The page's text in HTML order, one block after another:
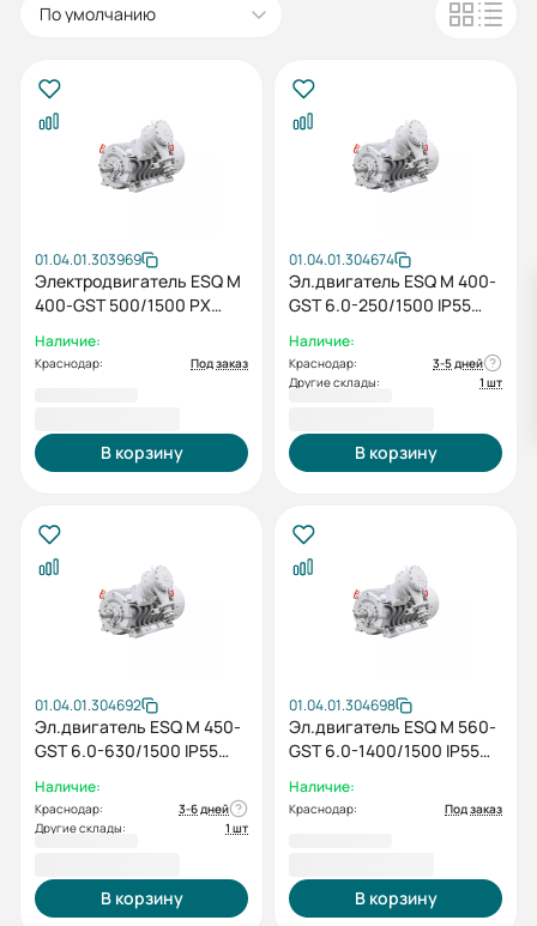
По умолчанию
01.04.01.303969
Электродвигатель ESQ M
400-GST 500/1500 PX
Наличие:
Краснодар: Под заказ
В корзину
01.04.01.304674
Эл.двигатель ESQ M 400-
GST 6.0-250/1500 IP55
Наличие:
Краснодар:
3-5 дней
Другие склады:
1 шт
В корзину
01.04.01.304692
Эл.двигатель ESQ M 450-
GST 6.0-630/1500 IP55
Наличие:
Краснодар:
3-6 дней
Другие склады:
1 шт
В корзину
01.04.01.304698
Эл.двигатель ESQ M 560-
GST 6.0-1400/1500 IP55
Наличие:
Краснодар: Под заказ
В корзину